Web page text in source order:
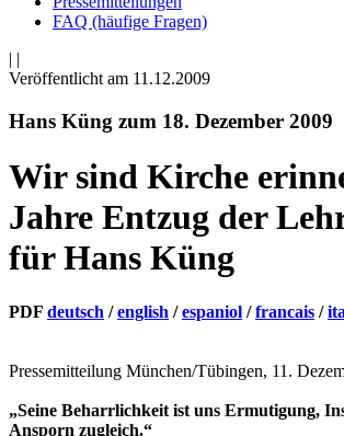
FAQ (häufige Fragen)
| |
Veröffentlicht am 11­.12.2009
Hans Küng zum 18. Dezember 2009
Wir sind Kirche
Jahre Entzug der
für Hans Küng
PDF deutsch /english /espaniol /francais /
Pressemitteilung München/Tübingen, 11.
„Seine Beharrlichkeit ist uns Ermutigung,
Ansporn zugleich.“